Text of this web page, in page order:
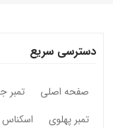
دسترسی سریع
صفحه اصلی
تمبر
تمبر پهلوی
اسکناس